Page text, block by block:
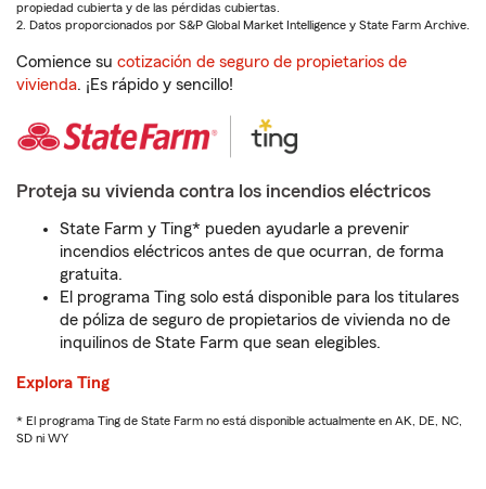
propiedad cubierta y de las pérdidas cubiertas.
2. Datos proporcionados por S&P Global Market Intelligence y State Farm Archive.
Comience su cotización de seguro de propietarios de
vivienda. ¡Es rápido y sencillo!
Proteja su vivienda contra los incendios eléctricos
State Farm y Ting* pueden ayudarle a prevenir
incendios eléctricos antes de que ocurran, de forma
gratuita.
El programa Ting solo está disponible para los titulares
de póliza de seguro de propietarios de vivienda no de
inquilinos de State Farm que sean elegibles.
Explora Ting
* El programa Ting de State Farm no está disponible actualmente en AK, DE, NC,
SD ni WY